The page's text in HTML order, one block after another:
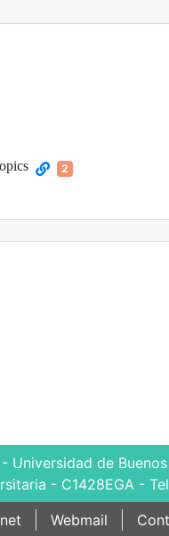
2
Universidad de
- C1428EGA -
Webmail